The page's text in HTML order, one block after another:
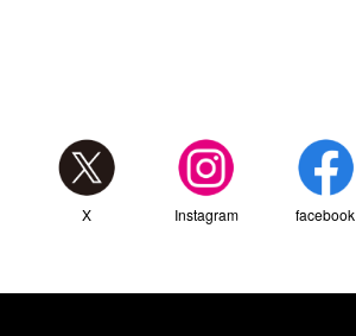
X Instagram facebook